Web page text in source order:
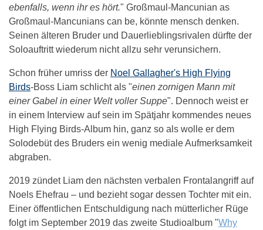
ebenfalls, wenn ihr es hört." Großmaul-Mancunian as
Großmaul-Mancunians can be, könnte mensch denken.
Seinen älteren Bruder und Dauerlieblingsrivalen dürfte der
Soloauftritt wiederum nicht allzu sehr verunsichern.
Schon früher umriss der Noel Gallagher's High Flying
Birds-Boss Liam schlicht als "einen zornigen Mann mit
einer Gabel in einer Welt voller Suppe". Dennoch weist er
in einem Interview auf sein im Spätjahr kommendes neues
High Flying Birds-Album hin, ganz so als wolle er dem
Solodebüt des Bruders ein wenig mediale Aufmerksamkeit
abgraben.
2019 zündet Liam den nächsten verbalen Frontalangriff auf
Noels Ehefrau – und bezieht sogar dessen Tochter mit ein.
Einer öffentlichen Entschuldigung nach mütterlicher Rüge
folgt im September 2019 das zweite Studioalbum "Why